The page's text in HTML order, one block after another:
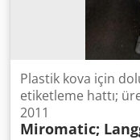
Plastik kova için
etiketleme hattı;
2011
Miromatic;